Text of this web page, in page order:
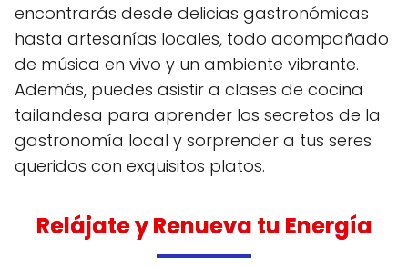
encontrarás desde delicias gastronómicas
hasta artesanías locales, todo acompañado
de música en vivo y un ambiente vibrante.
Además, puedes asistir a clases de cocina
tailandesa para aprender los secretos de la
gastronomía local y sorprender a tus seres
queridos con exquisitos platos.
Relájate y Renueva tu Energía